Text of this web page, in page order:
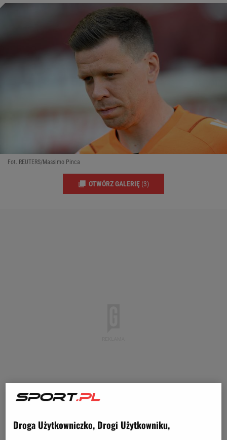
Fot. REUTERS/Massimo Pinca
OTWÓRZ GALERIĘ (3)
Droga Użytkowniczko, Drogi Użytkowniku,